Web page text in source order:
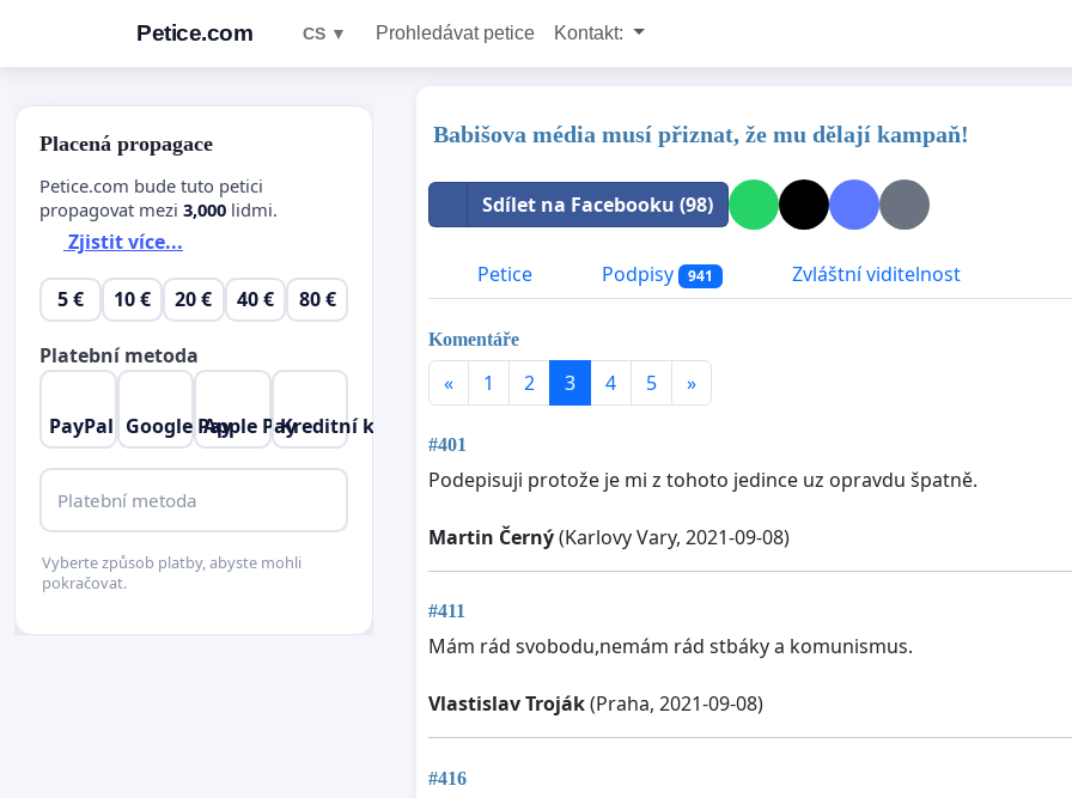
Petice.com CS ▼ Prohledávat petice Kontakt:
Babišova média musí přiznat, že mu dělají kampaň!
Sdílet na Facebooku (98)
Petice Podpisy 941 Zvláštní viditelnost
Komentáře
« 1 2 3 4 5 »
#401
Podepisuji protože je mi z tohoto jedince uz opravdu špatně.
Martin Černý(Karlovy Vary, 2021-09-08)
#411
Mám rád svobodu,nemám rád stbáky a komunismus.
Vlastislav Troják(Praha, 2021-09-08)
#416
Placená propagace
Petice.com bude tuto petici
propagovat mezi 3,000 lidmi.
Zjistit více...
5 € 10 € 20 € 40 € 80 €
Platební metoda
PayPal Google PayApple PayKreditní karta
Platební metoda
Vyberte způsob platby, abyste mohli
pokračovat.